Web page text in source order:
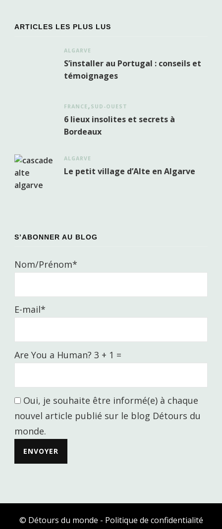
ARTICLES LES PLUS LUS
ALGARVE
S’installer au Portugal : conseils et
témoignages
FRANCE SUD-OUEST
6 lieux insolites et secrets à
Bordeaux
ALGARVE
Le petit village d’Alte en Algarve
S’ABONNER AU BLOG
Nom/Prénom*
E-mail*
Are You a Human? 3 + 1 =
Oui, je souhaite être informé(e) à chaque
nouvel article publié sur le blog Détours du
monde.
© Détours du monde - Politique de confidentialité